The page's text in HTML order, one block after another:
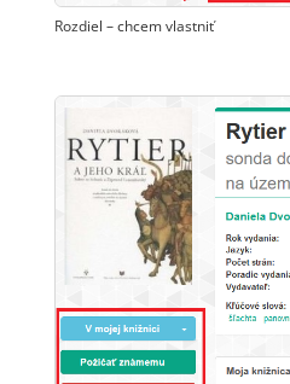
Rozdiel – chcem vlastniť